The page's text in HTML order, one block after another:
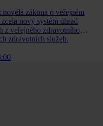
zákona o veřejném
nový systém úhrad
z veřejného zdravotního
zdravotních služeb.